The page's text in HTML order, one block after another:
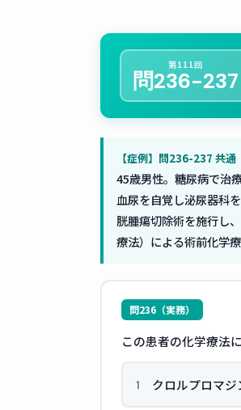
第111回
問236-237
【症例】問236-237 共通
45歳男性。糖尿病で治
血尿を自覚し泌尿器科
胱腫瘍切除術を施行し
療法）による術前化学
問236（実務）
この患者の化学療法
1 クロルプロマジ